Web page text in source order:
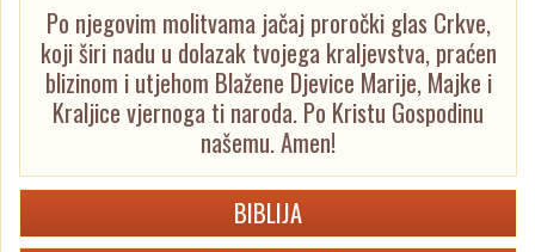
Po njegovim molitvama jačaj proročki glas Crkve,
koji širi nadu u dolazak tvojega kraljevstva, praćen
blizinom i utjehom Blažene Djevice Marije, Majke i
Kraljice vjernoga ti naroda. Po Kristu Gospodinu
našemu. Amen!
BIBLIJA